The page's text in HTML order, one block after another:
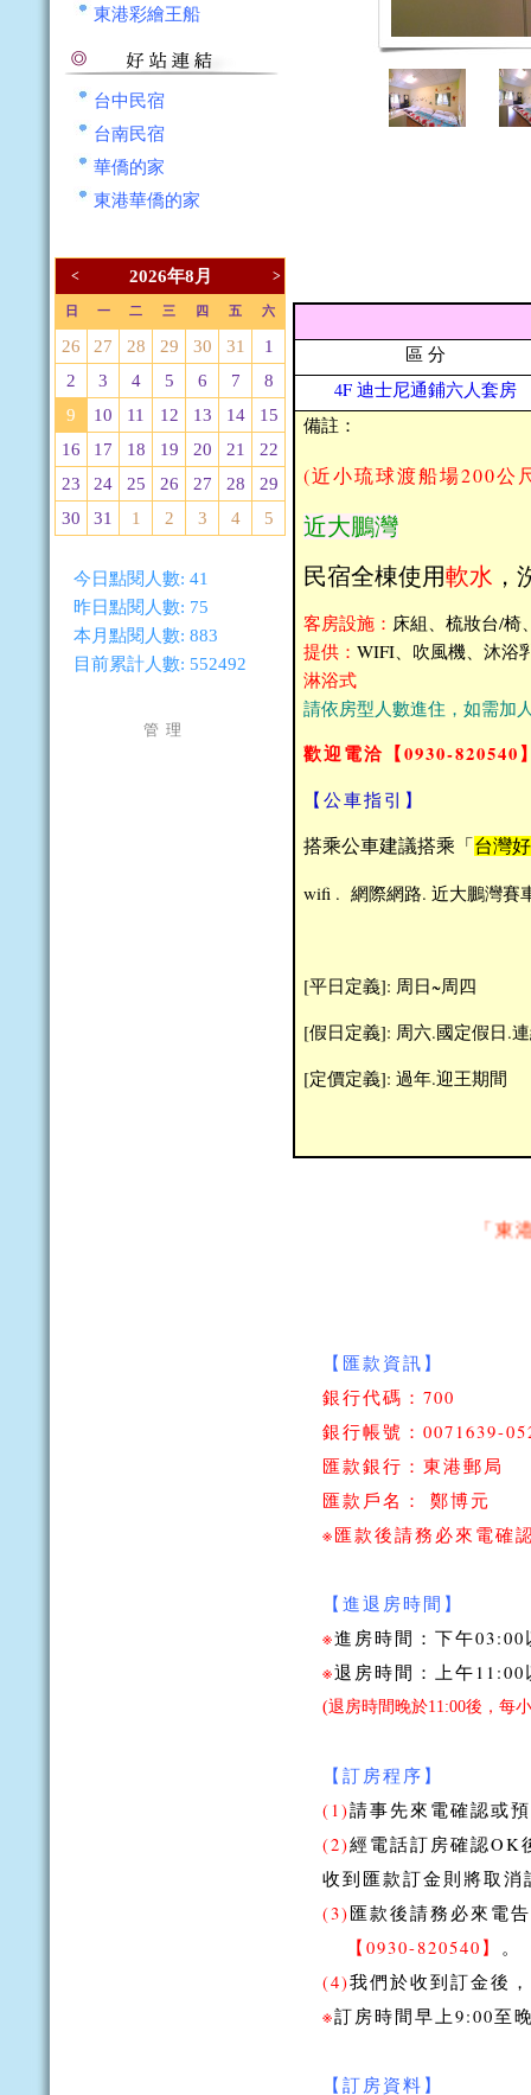
東港彩繪王船
台中民宿
台南民宿
華僑的家
東港華僑的家
< 2026年8月 >
日 一 二 三 四 五 六
26 27 28 29 30 31
1
2
3 4 5 6 7
8
9
10 11 12 13 14
15
16
17 18 19 20 21
22
23
24 25 26 27 28
29
30
31 1 2 3 4 5
今日點閱人數: 41
昨日點閱人數: 75
本月點閱人數: 883
目前累計人數: 552492
管 理
區 分
4F 迪士尼通鋪六人套房
備註：
(近小琉球渡船場200公
近大鵬灣
民宿全棟使用軟水 ，
客房設施： 床組、梳妝台/椅
提供：WIFI、吹風機、沐浴
淋浴式
請依房型人數進住，如需加
歡迎電洽【0930-820540
【公車指引】
搭乘公車建議搭乘「 台灣
wifi . 網際網路. 近大鵬灣賽
[平日定義]: 周日~周四
[假日定義]: 周六.國定假日.
[定價定義]: 過年.迎王期間
「東港
【匯款資訊】
銀行代碼：700
銀行帳號：0071639-
匯款銀行：東港郵局
匯款戶名： 鄭博元
※匯款後請務必來電確
【進退房時間】
※進房時間：下午
※退房時間：上午11:00
(退房時間晚於11:00後，每
【訂房程序】
(1)請事先來電確認或
(2)經電話訂房確認OK
收到匯款訂金則將取
(3)匯款後請務必來電
【0930-820540】
。
(4)我們於收到訂金後
※訂房時間早上9:00至
【訂房資料】